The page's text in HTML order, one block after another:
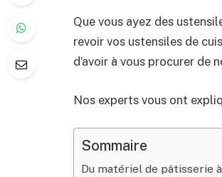
Que vous ayez des
revoir vos ustensiles de
d’avoir à vous procurer de
Nos experts vous ont
Sommaire
Du matériel de pâtisserie